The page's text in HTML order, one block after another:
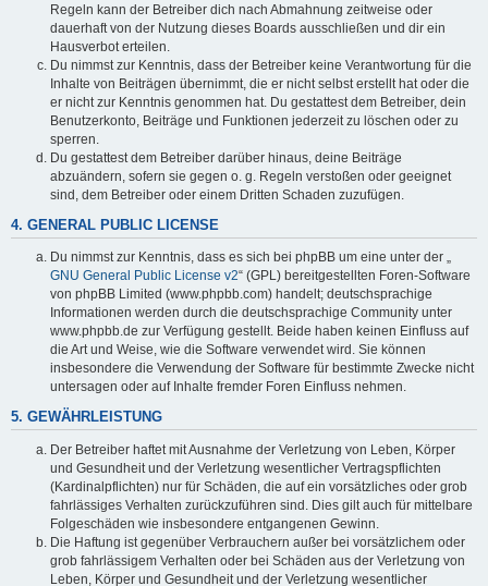
Regeln kann der Betreiber dich nach Abmahnung zeitweise oder
dauerhaft von der Nutzung dieses Boards ausschließen und dir ein
Hausverbot erteilen.
Du nimmst zur Kenntnis, dass der Betreiber keine Verantwortung für die
Inhalte von Beiträgen übernimmt, die er nicht selbst erstellt hat oder die
er nicht zur Kenntnis genommen hat. Du gestattest dem Betreiber, dein
Benutzerkonto, Beiträge und Funktionen jederzeit zu löschen oder zu
sperren.
Du gestattest dem Betreiber darüber hinaus, deine Beiträge
abzuändern, sofern sie gegen o. g. Regeln verstoßen oder geeignet
sind, dem Betreiber oder einem Dritten Schaden zuzufügen.
4. GENERAL PUBLIC LICENSE
Du nimmst zur Kenntnis, dass es sich bei phpBB um eine unter der „
GNU General Public License v2“ (GPL) bereitgestellten Foren-Software
von phpBB Limited (www.phpbb.com) handelt; deutschsprachige
Informationen werden durch die deutschsprachige Community unter
www.phpbb.de zur Verfügung gestellt. Beide haben keinen Einfluss auf
die Art und Weise, wie die Software verwendet wird. Sie können
insbesondere die Verwendung der Software für bestimmte Zwecke nicht
untersagen oder auf Inhalte fremder Foren Einfluss nehmen.
5. GEWÄHRLEISTUNG
Der Betreiber haftet mit Ausnahme der Verletzung von Leben, Körper
und Gesundheit und der Verletzung wesentlicher Vertragspflichten
(Kardinalpflichten) nur für Schäden, die auf ein vorsätzliches oder grob
fahrlässiges Verhalten zurückzuführen sind. Dies gilt auch für mittelbare
Folgeschäden wie insbesondere entgangenen Gewinn.
Die Haftung ist gegenüber Verbrauchern außer bei vorsätzlichem oder
grob fahrlässigem Verhalten oder bei Schäden aus der Verletzung von
Leben, Körper und Gesundheit und der Verletzung wesentlicher